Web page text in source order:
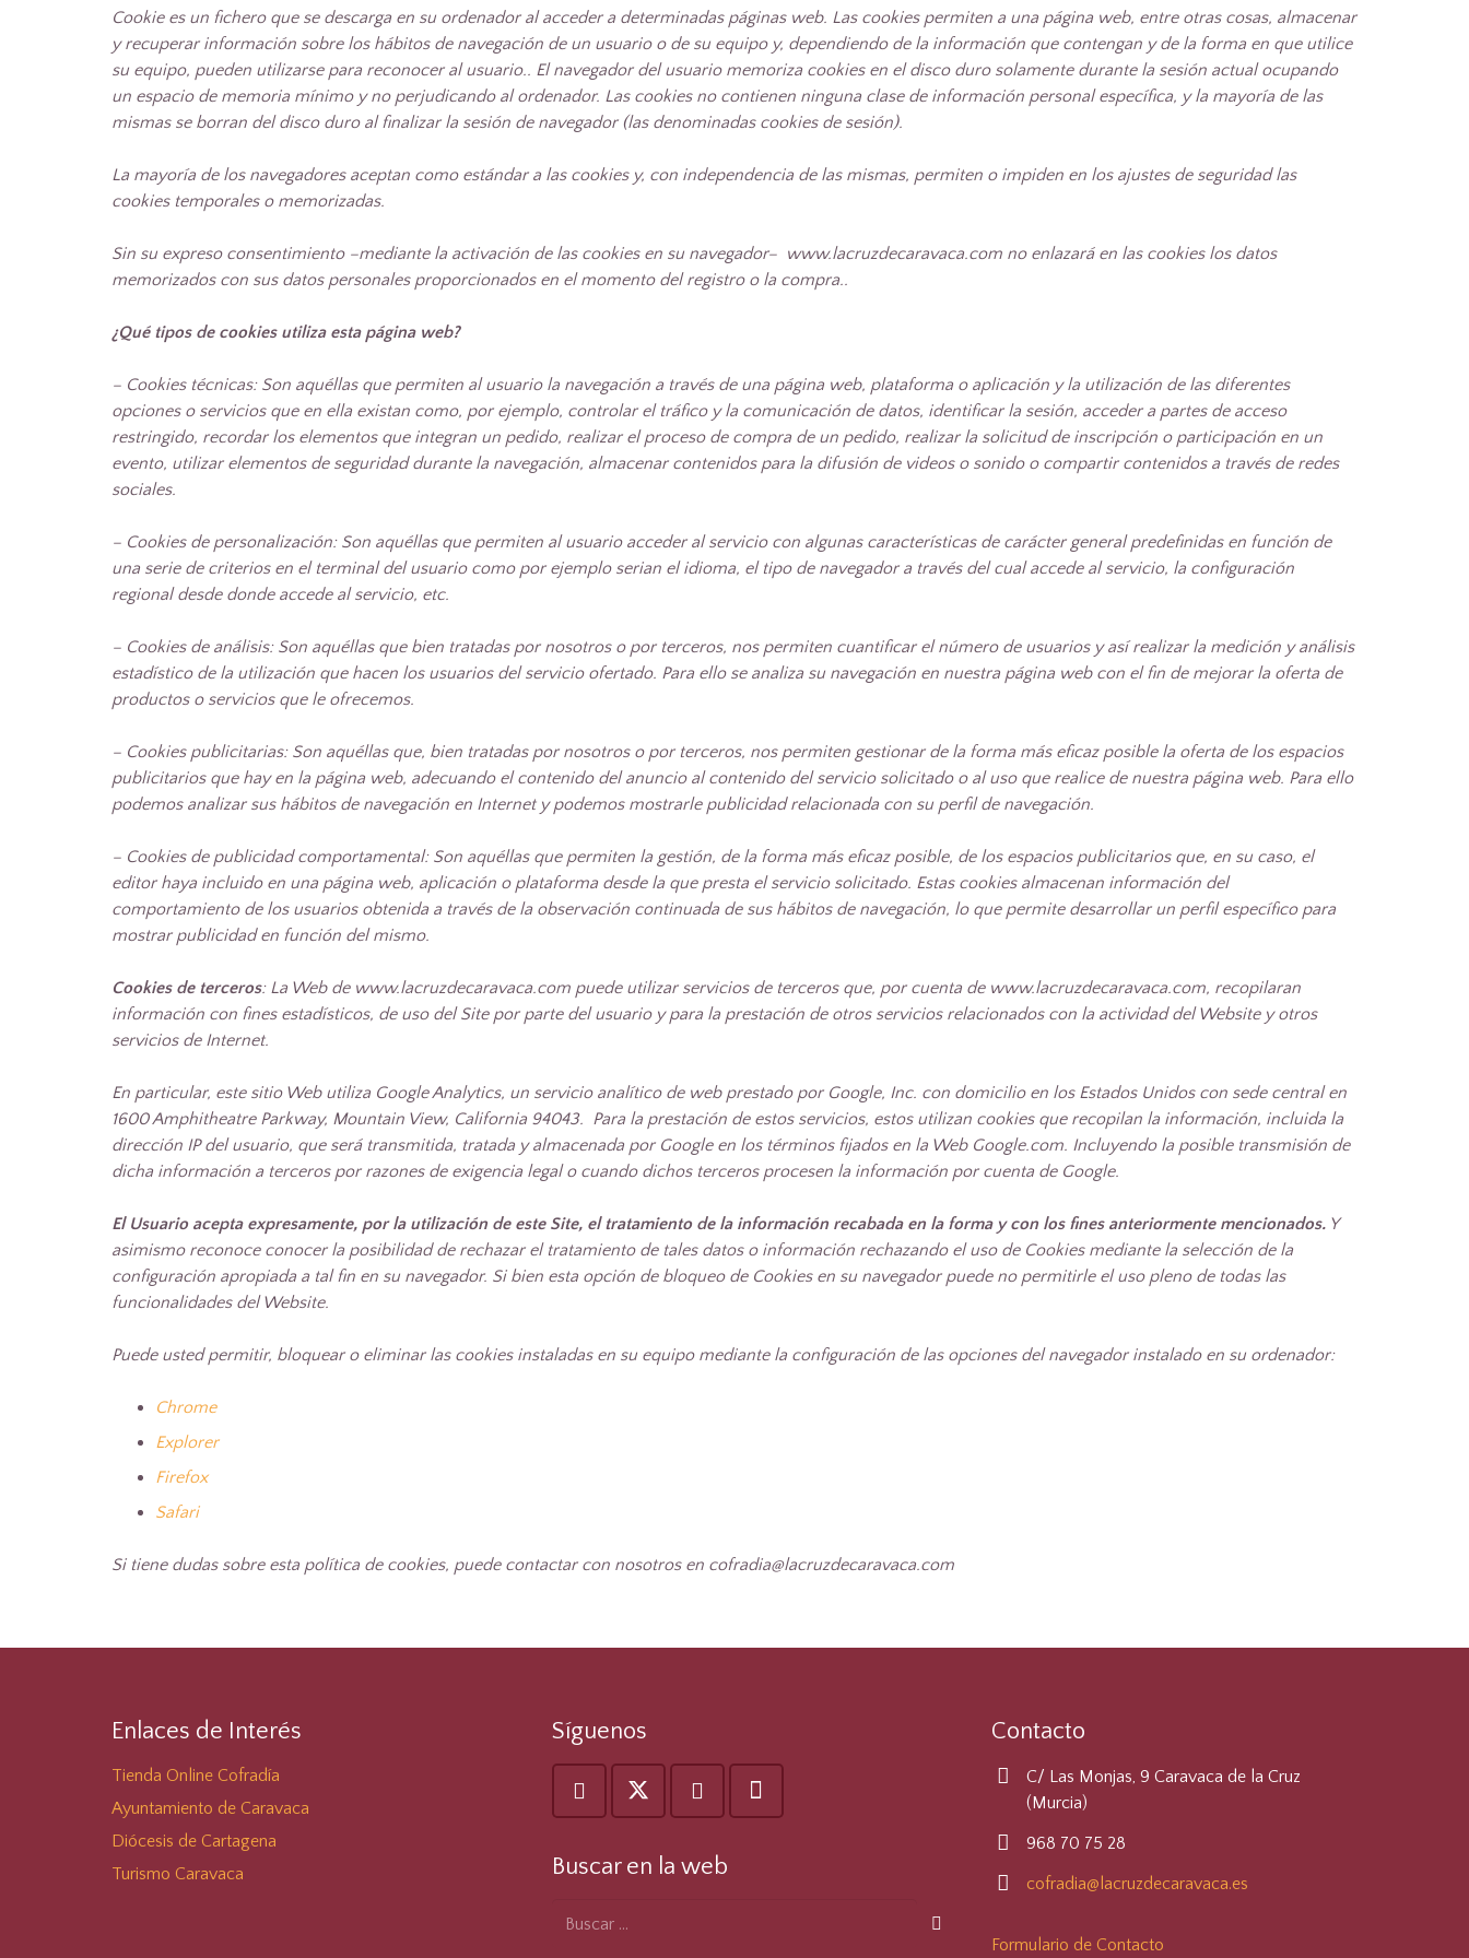
Cookie es un fichero que se descarga en su ordenador al acceder a determinadas páginas web. Las cookies permiten a una página web, entre otras cosas, almacenar
y recuperar información sobre los hábitos de navegación de un usuario o de su equipo y, dependiendo de la información que contengan y de la forma en que utilice
su equipo, pueden utilizarse para reconocer al usuario.. El navegador del usuario memoriza cookies en el disco duro solamente durante la sesión actual ocupando
un espacio de memoria mínimo y no perjudicando al ordenador. Las cookies no contienen ninguna clase de información personal específica, y la mayoría de las
mismas se borran del disco duro al finalizar la sesión de navegador (las denominadas cookies de sesión).
La mayoría de los navegadores aceptan como estándar a las cookies y, con independencia de las mismas, permiten o impiden en los ajustes de seguridad las
cookies temporales o memorizadas.
Sin su expreso consentimiento –mediante la activación de las cookies en su navegador– www.lacruzdecaravaca.com no enlazará en las cookies los datos
memorizados con sus datos personales proporcionados en el momento del registro o la compra..
¿Qué tipos de cookies utiliza esta página web?
– Cookies técnicas: Son aquéllas que permiten al usuario la navegación a través de una página web, plataforma o aplicación y la utilización de las diferentes
opciones o servicios que en ella existan como, por ejemplo, controlar el tráfico y la comunicación de datos, identificar la sesión, acceder a partes de acceso
restringido, recordar los elementos que integran un pedido, realizar el proceso de compra de un pedido, realizar la solicitud de inscripción o participación en un
evento, utilizar elementos de seguridad durante la navegación, almacenar contenidos para la difusión de videos o sonido o compartir contenidos a través de redes
sociales.
– Cookies de personalización: Son aquéllas que permiten al usuario acceder al servicio con algunas características de carácter general predefinidas en función de
una serie de criterios en el terminal del usuario como por ejemplo serian el idioma, el tipo de navegador a través del cual accede al servicio, la configuración
regional desde donde accede al servicio, etc.
– Cookies de análisis: Son aquéllas que bien tratadas por nosotros o por terceros, nos permiten cuantificar el número de usuarios y así realizar la medición y análisis
estadístico de la utilización que hacen los usuarios del servicio ofertado. Para ello se analiza su navegación en nuestra página web con el fin de mejorar la oferta de
productos o servicios que le ofrecemos.
– Cookies publicitarias: Son aquéllas que, bien tratadas por nosotros o por terceros, nos permiten gestionar de la forma más eficaz posible la oferta de los espacios
publicitarios que hay en la página web, adecuando el contenido del anuncio al contenido del servicio solicitado o al uso que realice de nuestra página web. Para ello
podemos analizar sus hábitos de navegación en Internet y podemos mostrarle publicidad relacionada con su perfil de navegación.
– Cookies de publicidad comportamental: Son aquéllas que permiten la gestión, de la forma más eficaz posible, de los espacios publicitarios que, en su caso, el
editor haya incluido en una página web, aplicación o plataforma desde la que presta el servicio solicitado. Estas cookies almacenan información del
comportamiento de los usuarios obtenida a través de la observación continuada de sus hábitos de navegación, lo que permite desarrollar un perfil específico para
mostrar publicidad en función del mismo.
Cookies de terceros: La Web de www.lacruzdecaravaca.com puede utilizar servicios de terceros que, por cuenta de www.lacruzdecaravaca.com, recopilaran
información con fines estadísticos, de uso del Site por parte del usuario y para la prestación de otros servicios relacionados con la actividad del Website y otros
servicios de Internet.
En particular, este sitio Web utiliza Google Analytics, un servicio analítico de web prestado por Google, Inc. con domicilio en los Estados Unidos con sede central en
1600 Amphitheatre Parkway, Mountain View, California 94043. Para la prestación de estos servicios, estos utilizan cookies que recopilan la información, incluida la
dirección IP del usuario, que será transmitida, tratada y almacenada por Google en los términos fijados en la Web Google.com. Incluyendo la posible transmisión de
dicha información a terceros por razones de exigencia legal o cuando dichos terceros procesen la información por cuenta de Google.
El Usuario acepta expresamente, por la utilización de este Site, el tratamiento de la información recabada en la forma y con los fines anteriormente mencionados. Y
asimismo reconoce conocer la posibilidad de rechazar el tratamiento de tales datos o información rechazando el uso de Cookies mediante la selección de la
configuración apropiada a tal fin en su navegador. Si bien esta opción de bloqueo de Cookies en su navegador puede no permitirle el uso pleno de todas las
funcionalidades del Website.
Puede usted permitir, bloquear o eliminar las cookies instaladas en su equipo mediante la configuración de las opciones del navegador instalado en su ordenador:
Chrome
Explorer
Firefox
Safari
Si tiene dudas sobre esta política de cookies, puede contactar con nosotros en cofradia@lacruzdecaravaca.com
Enlaces de Interés
Tienda Online Cofradía
Ayuntamiento de Caravaca
Diócesis de Cartagena
Turismo Caravaca
Síguenos
Buscar en la web
Contacto
C/ Las Monjas, 9 Caravaca de la Cruz
(Murcia)
968 70 75 28
cofradia@lacruzdecaravaca.es
Formulario de Contacto